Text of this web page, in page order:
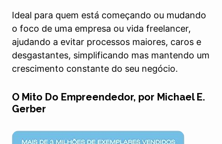
Ideal para quem está começando ou mudando
o foco de uma empresa ou vida freelancer,
ajudando a evitar processos maiores, caros e
desgastantes, simplificando mas mantendo um
crescimento constante do seu negócio.
O Mito Do Empreendedor, por Michael E.
Gerber